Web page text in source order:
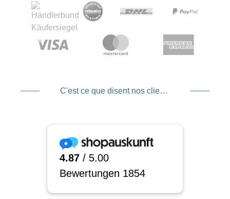
C'est ce que disent nos clients